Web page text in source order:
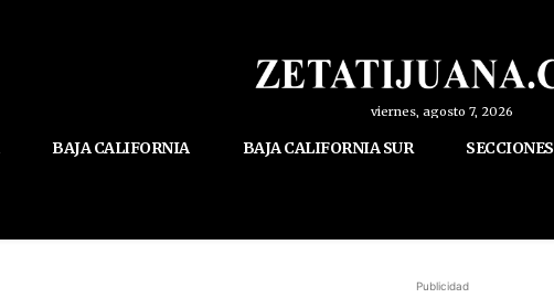
viernes, agosto 7, 2026
BAJA CALIFORNIA BAJA CALIFORNIA SUR SECCIONES
Publicidad